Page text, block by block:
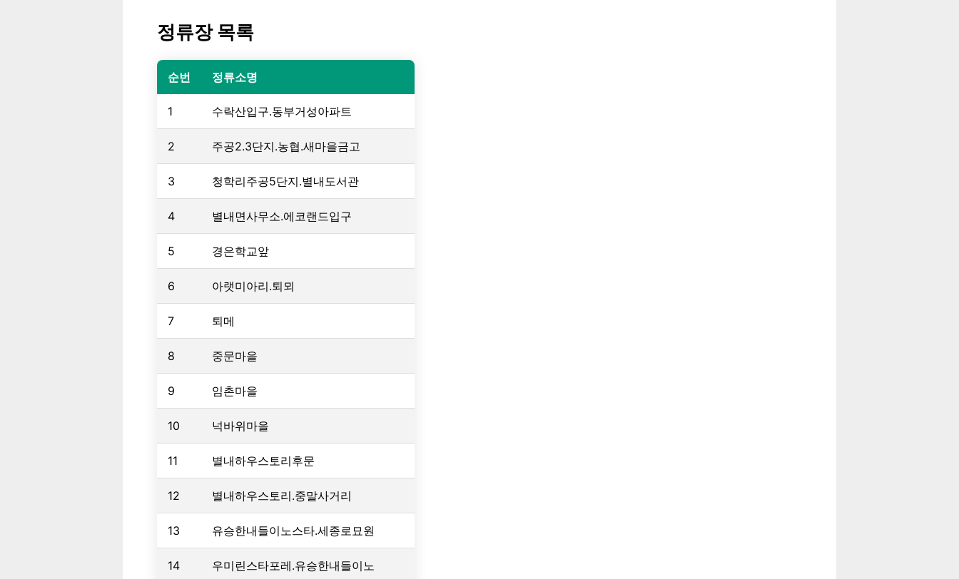
정류장 목록
순번 정류소명
1 수락산입구.동부거성아파트
2 주공2.3단지.농협.새마을금고
3 청학리주공5단지.별내도서관
4 별내면사무소.에코랜드입구
5 경은학교앞
6 아랫미아리.퇴뫼
7 퇴메
8 중문마을
9 임촌마을
10 넉바위마을
11 별내하우스토리후문
12 별내하우스토리.중말사거리
13 유승한내들이노스타.세종로묘원
14 우미린스타포레.유승한내들이노